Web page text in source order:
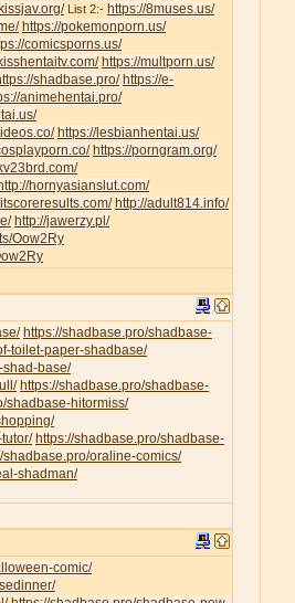
List 2:- https://8muses.us/
https://pokemonporn.us/
comicsporns.us/
https://multporn.us/
shadbase.pro/ https://e-
animehentai.pro/
https://lesbianhentai.us/
https://porngram.org/
http://hornyasianslut.com/
http://adult814.info/
http://jawerzy.pl/
Oow2Ry
https://shadbase.pro/shadbase-
toilet-paper-shadbase/
shad-base/
https://shadbase.pro/shadbase-
shadbase-hitormiss/
https://shadbase.pro/shadbase-
shadbase.pro/oraline-comics/
shadman/
comic/